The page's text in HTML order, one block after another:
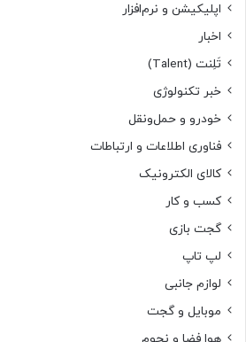
اپلیکیشن و نرم‌افزار
اخبار
تَلِنت (Talent)
خبر تکنولوژی
خودرو و حمل‌و‌نقل
فناوری اطلاعات و ارتباطات
کالای الکترونیک
کسب و کار
گجت بازی
لپ تاپ
لوازم جانبی
موبایل و گجت